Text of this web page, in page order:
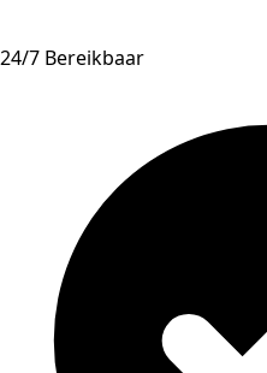
24/7 Bereikbaar